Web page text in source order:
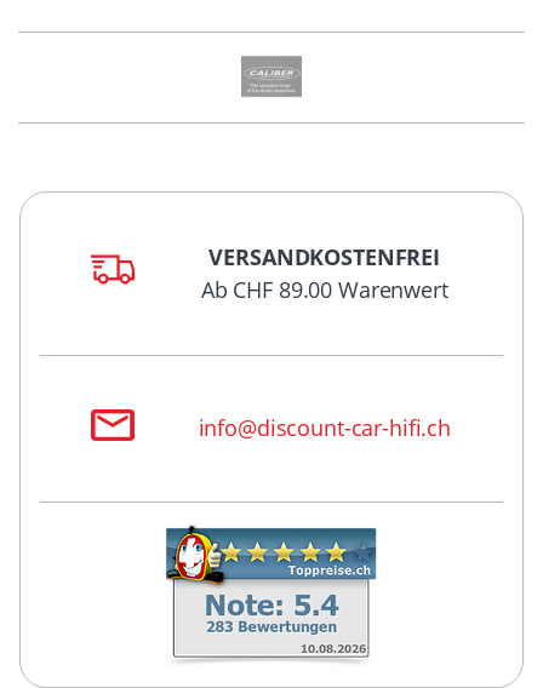
VERSANDKOSTENFREI
Ab CHF 89.00 Warenwert
info@discount-car-hifi.ch